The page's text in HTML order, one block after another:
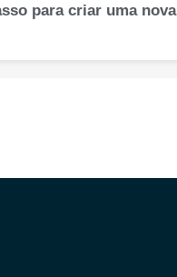
para criar uma nova